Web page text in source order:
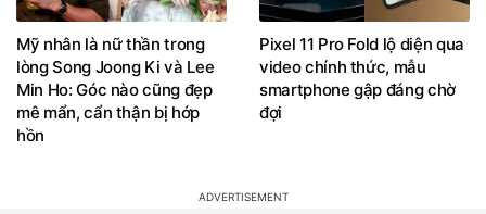
Mỹ nhân là nữ thần trong
lòng Song Joong Ki và Lee
Min Ho: Góc nào cũng đẹp
mê mẩn, cẩn thận bị hớp
hồn
Pixel 11 Pro Fold lộ diện qua
video chính thức, mẫu
smartphone gập đáng chờ
đợi